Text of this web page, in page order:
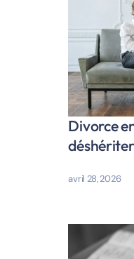
Divorce
avril 28, 2026